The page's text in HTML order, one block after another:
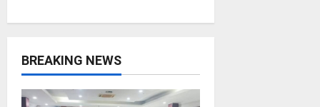
v
g
BREAKING NEWS